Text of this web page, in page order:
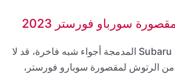
سورباو فورستر 2023
توفر 2023 Subaru Forester المدمجة أجواء شبه فاخرة، قد لا
من الرتوش لمقصورة سوبارو فورستر،